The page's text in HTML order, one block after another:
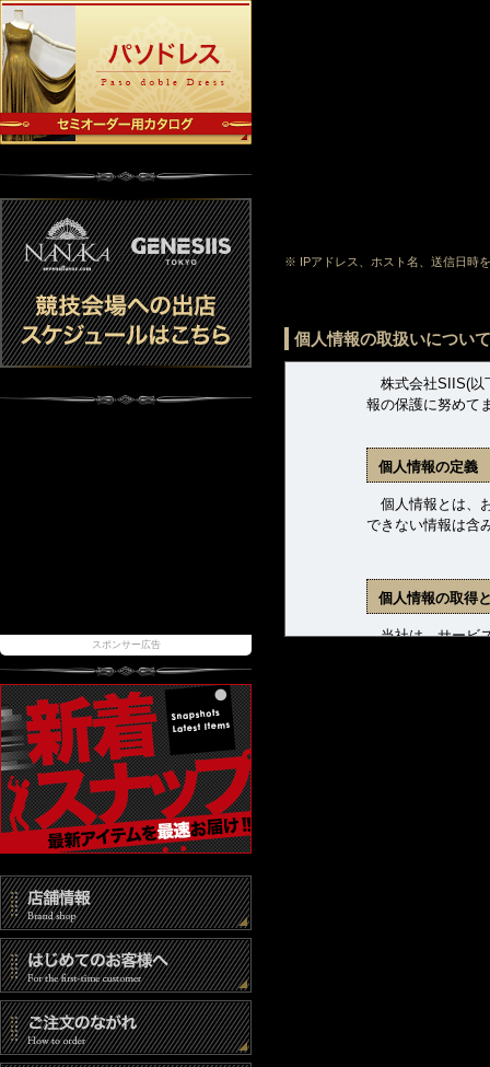
スポンサー広告
※ IPアドレス、ホスト名、送信日時
個人情報の取扱いについて
株式会社SIIS(以
報の保護に努めて
個人情報の定義
個人情報とは、
できない情報は含
個人情報の取得
当社は、サービス